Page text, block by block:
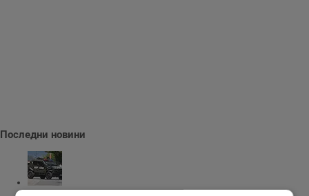
Последни новини